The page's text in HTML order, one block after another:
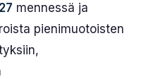
mennessä ja
pienimuotoisten